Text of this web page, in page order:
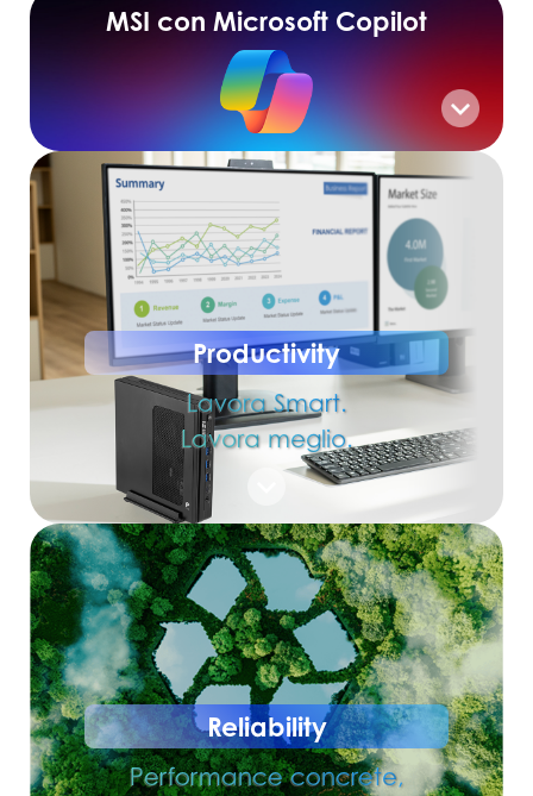
MSI con Microsoft Copilot
Productivity
Lavora Smart.
Lavora meglio.
Reliability
Performance concrete,